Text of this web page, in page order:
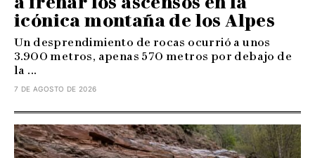
icónica montaña de los Alpes
Un desprendimiento de rocas ocurrió a unos
3.900 metros, apenas 570 metros por debajo de
la ...
7 DE AGOSTO DE 2026